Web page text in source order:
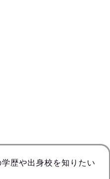
歴や出身校を知りたい